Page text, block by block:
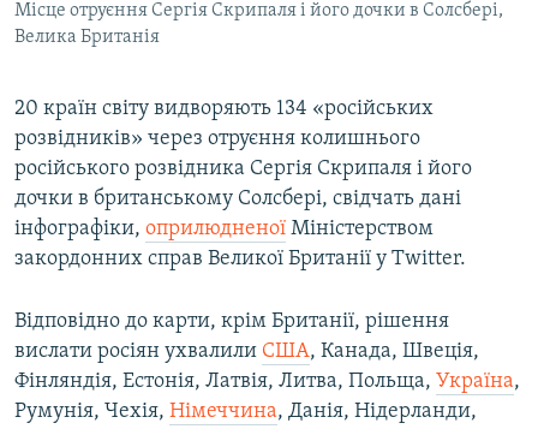
ІНФОГРАФІКА
ДОЛУЧАЙСЯ!
Усі сайти RFE/RL
Місце отруєння Сергія Скрипаля і його дочки в Солсбері,
Велика Британія
20 країн світу видворяють 134 «російських
розвідників» через отруєння колишнього
російського розвідника Сергія Скрипаля і його
дочки в британському Солсбері, свідчать дані
інфографіки, оприлюдненої Міністерством
закордонних справ Великої Британії у Twitter.
Відповідно до карти, крім Британії, рішення
вислати росіян ухвалили США, Канада, Швеція,
Фінляндія, Естонія, Латвія, Литва, Польща, Україна,
Румунія, Чехія, Німеччина, Данія, Нідерланди,